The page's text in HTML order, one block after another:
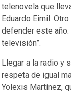
telenovela que
Eduardo Eimil.
defender este
televisión”.
Llegar a la radio y
respeta de igual
Yolexis Martínez,